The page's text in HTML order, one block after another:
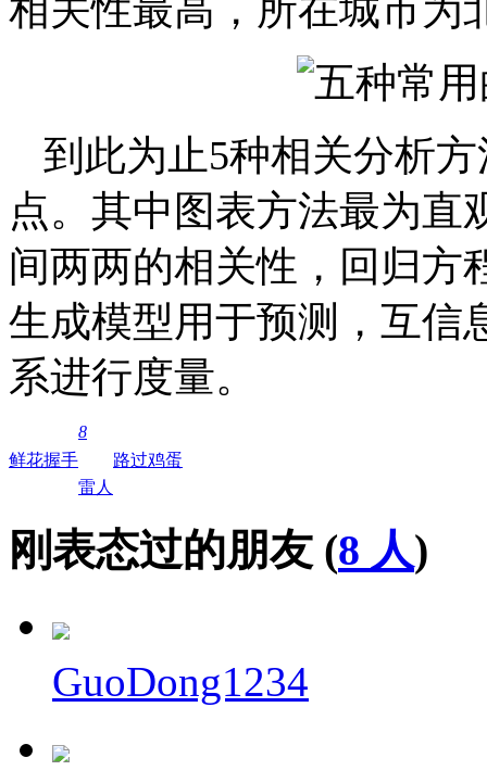
相关性最高，所在城市为
到此为止5种相关分析
点。其中图表方法最为直
间两两的相关性，回归方
生成模型用于预测，互信
系进行度量。
鲜花握手
8
雷人
路过鸡蛋
刚表态过的朋友 (8 人)
GuoDong1234